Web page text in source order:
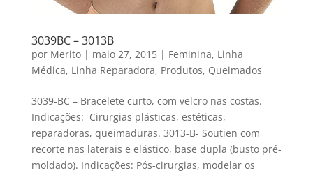
3039BC – 3013B
por Merito| maio 27, 2015| Feminina, Linha
Médica, Linha Reparadora, Produtos, Queimados
3039-BC – Bracelete curto, com velcro nas costas.
Indicações: Cirurgias plásticas, estéticas,
reparadoras, queimaduras. 3013-B- Soutien com
recorte nas laterais e elástico, base dupla (busto pré-
moldado). Indicações: Pós-cirurgias, modelar os